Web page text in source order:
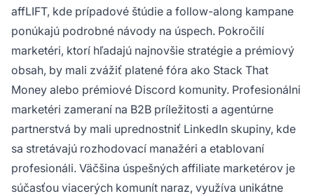
affLIFT, kde prípadové štúdie a follow-along kampane
ponúkajú podrobné návody na úspech. Pokročilí
marketéri, ktorí hľadajú najnovšie stratégie a prémiový
obsah, by mali zvážiť platené fóra ako Stack That
Money alebo prémiové Discord komunity. Profesionálni
marketéri zameraní na B2B príležitosti a agentúrne
partnerstvá by mali uprednostniť LinkedIn skupiny, kde
sa stretávajú rozhodovací manažéri a etablovaní
profesionáli. Väčšina úspešných affiliate marketérov je
súčasťou viacerých komunít naraz, využíva unikátne